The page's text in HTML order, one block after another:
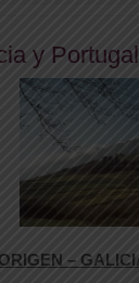
y Portugal
–